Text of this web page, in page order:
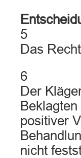
5
Das
6
Der
Beklagten
positiver
nicht